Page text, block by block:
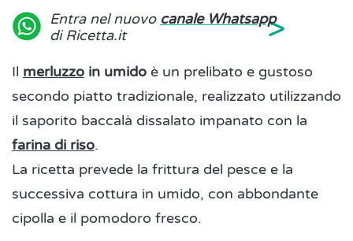
Entra nel nuovo canale Whatsapp
di Ricetta.it
>
Il merluzzo in umido è un prelibato e gustoso
secondo piatto tradizionale, realizzato utilizzando
il saporito baccalà dissalato impanato con la
farina di riso.
La ricetta prevede la frittura del pesce e la
successiva cottura in umido, con abbondante
cipolla e il pomodoro fresco.